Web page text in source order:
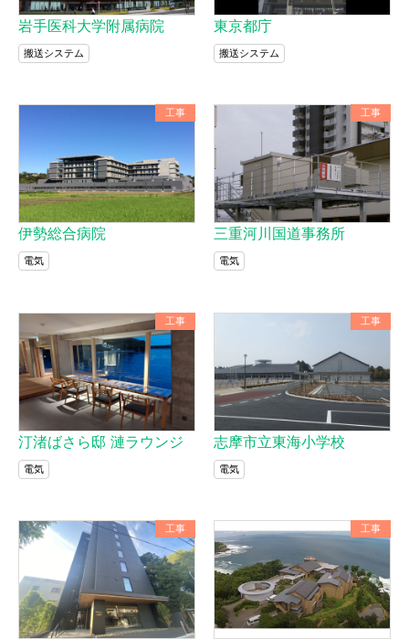
岩手医科大学附属病院
搬送システム
東京都庁
搬送システム
工事
伊勢総合病院
電気
工事
三重河川国道事務所
電気
工事
汀渚ばさら邸 漣ラウンジ
電気
工事
志摩市立東海小学校
電気
工事 工事